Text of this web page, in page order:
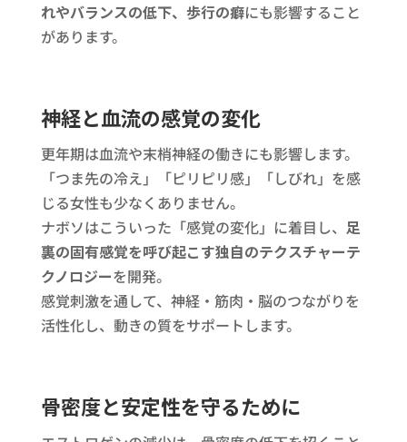
れやバランスの低下、歩行の癖にも影響すること
があります。
神経と血流の感覚の変化
更年期は血流や末梢神経の働きにも影響します。
「つま先の冷え」「ピリピリ感」「しびれ」を感
じる女性も少なくありません。
ナボソはこういった「感覚の変化」に着目し、 足
裏の固有感覚を呼び起こす独自のテクスチャーテ
クノロジーを開発。
感覚刺激を通して、神経・筋肉・脳のつながりを
活性化し、動きの質をサポートします。
骨密度と安定性を守るために